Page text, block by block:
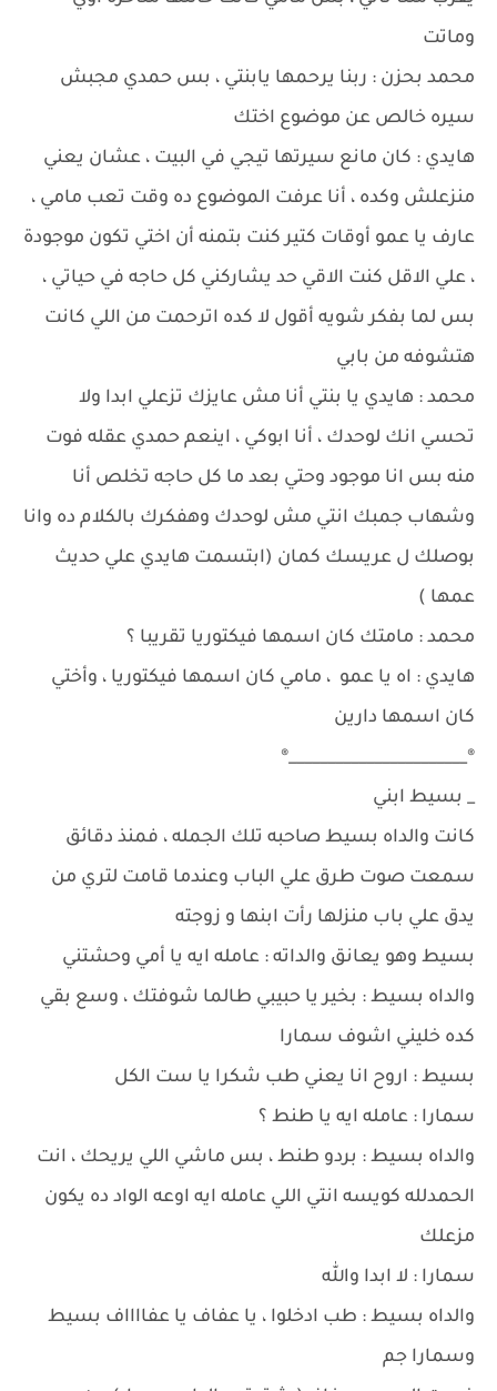
وماتت
محمد بحزن : ربنا يرحمها يابنتي ، بس حمدي مجبش
سيره خالص عن موضوع اختك
هايدي : كان مانع سيرتها تيجي في البيت ، عشان يعني
منزعلش وكده ، أنا عرفت الموضوع ده وقت تعب مامي ،
عارف يا عمو أوقات كتير كنت بتمنه أن اختي تكون موجودة
، علي الاقل كنت الاقي حد يشاركني كل حاجه في حياتي ،
بس لما بفكر شويه أقول لا كده اترحمت من اللي كانت
هتشوفه من بابي
محمد : هايدي يا بنتي أنا مش عايزك تزعلي ابدا ولا
تحسي انك لوحدك ، أنا ابوكي ، اينعم حمدي عقله فوت
منه بس انا موجود وحتي بعد ما كل حاجه تخلص أنا
وشهاب جمبك انتي مش لوحدك وهفكرك بالكلام ده وانا
بوصلك ل عريسك كمان (ابتسمت هايدي علي حديث
عمها )
محمد : مامتك كان اسمها فيكتوريا تقريبا ؟
هايدي : اه يا عمو ، مامي كان اسمها فيكتوريا ، وأختي
كان اسمها دارين
®_______________________®
_ بسيط ابني
كانت والداه بسيط صاحبه تلك الجمله ، فمنذ دقائق
سمعت صوت طرق علي الباب وعندما قامت لتري من
يدق علي باب منزلها رأت ابنها و زوجته
بسيط وهو يعانق والداته : عامله ايه يا أمي وحشتني
والداه بسيط : بخير يا حبيبي طالما شوفتك ، وسع بقي
كده خليني اشوف سمارا
بسيط : اروح انا يعني طب شكرا يا ست الكل
سمارا : عامله ايه يا طنط ؟
والداه بسيط : بردو طنط ، بس ماشي اللي يريحك ، انت
الحمدلله كويسه انتي اللي عامله ايه اوعه الواد ده يكون
مزعلك
سمارا : لا ابدا والله
والداه بسيط : طب ادخلوا ، يا عفاف يا عفااااف بسيط
وسمارا جم